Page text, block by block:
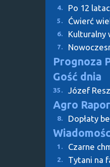
4. Po 12
5. Ćwierć
6. Kulturalny
7.
Prognoza
Gość dnia
35. Józef
Agro
8. Dopłaty
1. Czarne
2. Tytani na